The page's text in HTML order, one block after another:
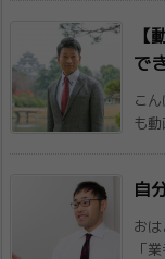
【
で
こ
も動
自
おは
「